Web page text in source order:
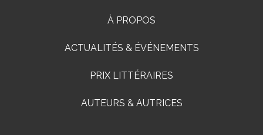
À PROPOS
ACTUALITÉS & ÉVÉNEMENTS
PRIX LITTÉRAIRES
AUTEURS & AUTRICES